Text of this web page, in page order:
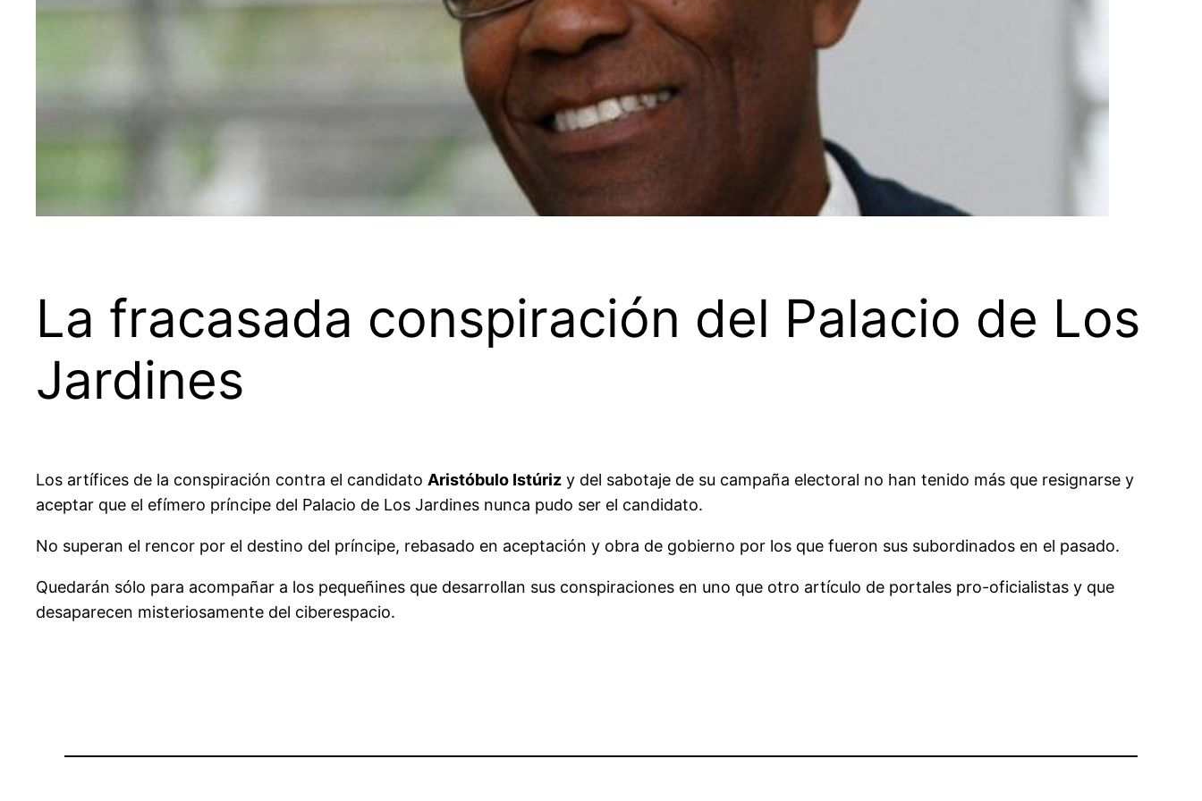
La fracasada conspiración del Palacio de Los
Jardines
Los artífices de la conspiración contra el candidato Aristóbulo Istúriz y del sabotaje de su campaña electoral no han tenido más que resignarse y
aceptar que el efímero príncipe del Palacio de Los Jardines nunca pudo ser el candidato.
No superan el rencor por el destino del príncipe, rebasado en aceptación y obra de gobierno por los que fueron sus subordinados en el pasado.
Quedarán sólo para acompañar a los pequeñines que desarrollan sus conspiraciones en uno que otro artículo de portales pro-oficialistas y que
desaparecen misteriosamente del ciberespacio.